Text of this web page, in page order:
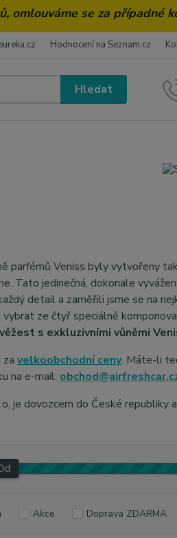
omlouváme se za případné
Hodnocení na Seznam.cz
Hledat
parfémů Veniss byly vytvořeny
Tato jedinečná, dokonale
detail a zaměřili jsme se na
ze čtyř speciálně
s exkluzivními vůněmi
za velkoobchodní ceny. Máte-li
na e-mail:
je dovozcem do České republiky
Akce Doprava ZDARMA